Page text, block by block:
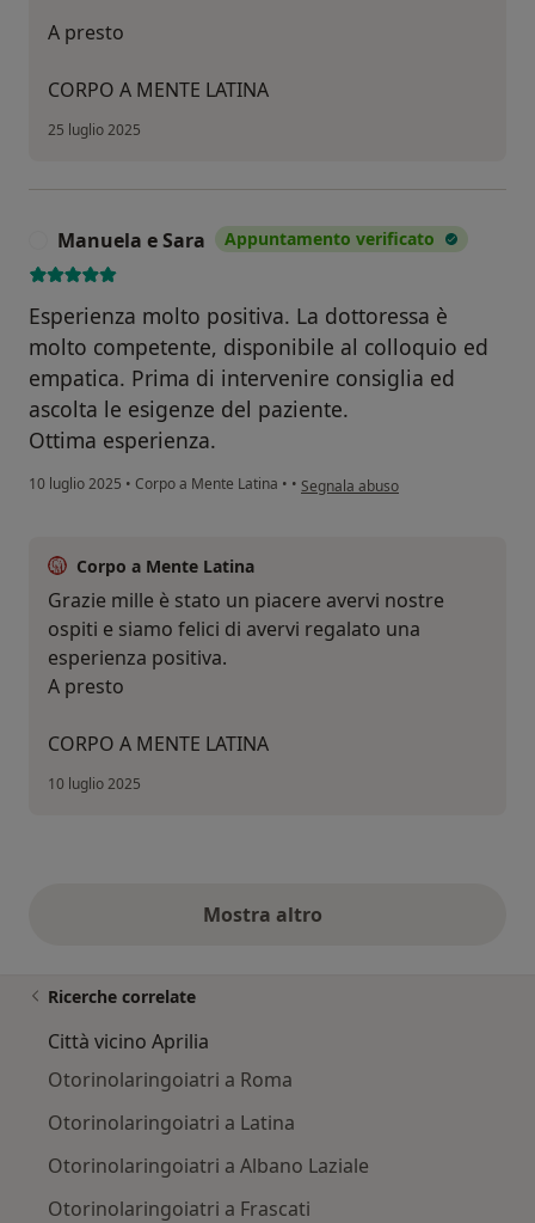
A presto
CORPO A MENTE LATINA
25 luglio 2025
Manuela e Sara Appuntamento verificato
Esperienza molto positiva. La dottoressa è
molto competente, disponibile al colloquio ed
empatica. Prima di intervenire consiglia ed
ascolta le esigenze del paziente.
Ottima esperienza.
10 luglio 2025 • Corpo a Mente Latina • • secondo l'opinione dell'utente
Segnala abuso
Corpo a Mente Latina
Grazie mille è stato un piacere avervi nostre
ospiti e siamo felici di avervi regalato una
esperienza positiva.
A presto
CORPO A MENTE LATINA
10 luglio 2025
Mostra altroopinioni di cui sopra
Ricerche correlate
Città vicino Aprilia
Otorinolaringoiatri a Roma
Otorinolaringoiatri a Latina
Otorinolaringoiatri a Albano Laziale
Otorinolaringoiatri a Frascati